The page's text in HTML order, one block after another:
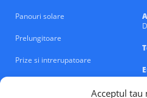
Acceptul tau
Panouri solare
Prelungitoare
Prize si intrerupatoare